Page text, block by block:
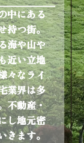
中にある
持つ街。
海や山や
近い立地
々なライ
業界は多
不動産・
し地元密
きます。